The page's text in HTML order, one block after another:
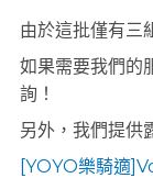
由於這批僅有三
如果需要我們的
詢！
另外，我們提供
[YOYO樂騎適